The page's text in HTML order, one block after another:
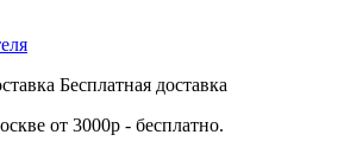
Бесплатная доставка
от 3000р - бесплатно.